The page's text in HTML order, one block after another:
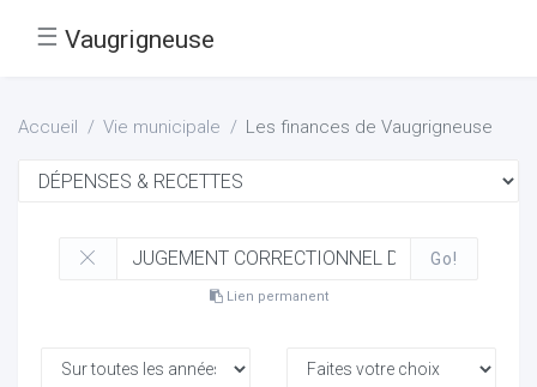
☰ Vaugrigneuse
Accueil Vie municipale Les finances de Vaugrigneuse
Go!
Lien permanent